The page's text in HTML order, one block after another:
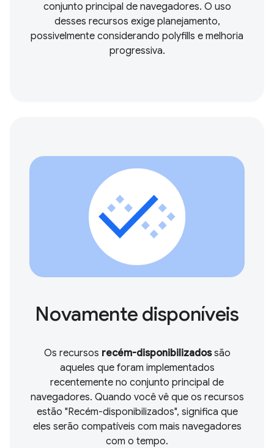
conjunto principal de navegadores. O uso
desses recursos exige planejamento,
possivelmente considerando polyfills e melhoria
progressiva.
Novamente disponíveis
Os recursos recém-disponibilizadossão
aqueles que foram implementados
recentemente no conjunto principal de
navegadores. Quando você vê que os recursos
estão "Recém-disponibilizados", significa que
eles serão compatíveis com mais navegadores
com o tempo.